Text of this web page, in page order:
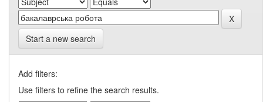
Start a new search
Add filters:
Use filters to refine the search results.